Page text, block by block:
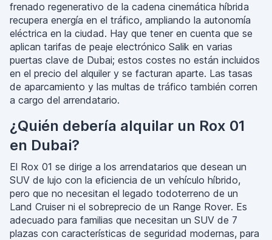
frenado regenerativo de la cadena cinemática híbrida
recupera energía en el tráfico, ampliando la autonomía
eléctrica en la ciudad. Hay que tener en cuenta que se
aplican tarifas de peaje electrónico Salik en varias
puertas clave de Dubai; estos costes no están incluidos
en el precio del alquiler y se facturan aparte. Las tasas
de aparcamiento y las multas de tráfico también corren
a cargo del arrendatario.
¿Quién debería alquilar un Rox 01
en Dubai?
El Rox 01 se dirige a los arrendatarios que desean un
SUV de lujo con la eficiencia de un vehículo híbrido,
pero que no necesitan el legado todoterreno de un
Land Cruiser ni el sobreprecio de un Range Rover. Es
adecuado para familias que necesitan un SUV de 7
plazas con características de seguridad modernas, para